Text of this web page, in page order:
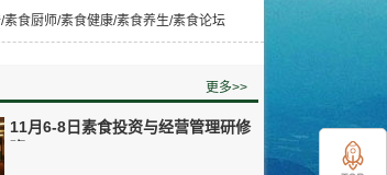
食厨师/素食健康/素食养生/素食论坛
更多>>
11月6-8日素食投资与经营管理研修